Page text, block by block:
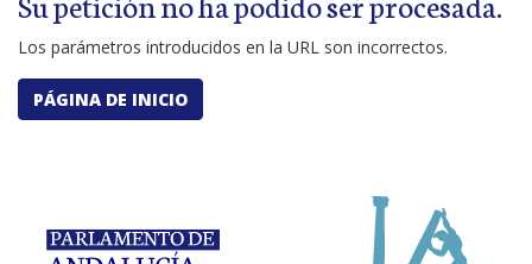
Los parámetros introducidos en la URL son incorrectos.
PÁGINA DE INICIO